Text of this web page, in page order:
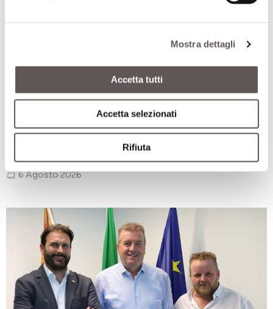
Mostra dettagli
Accetta tutti
Accetta selezionati
Rifiuta
Convention Agafibj in Basilicata: edizione da
ricordare
MANIFESTAZIONI
6 Agosto 2026